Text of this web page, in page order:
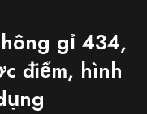
gỉ 434,
điểm, hình